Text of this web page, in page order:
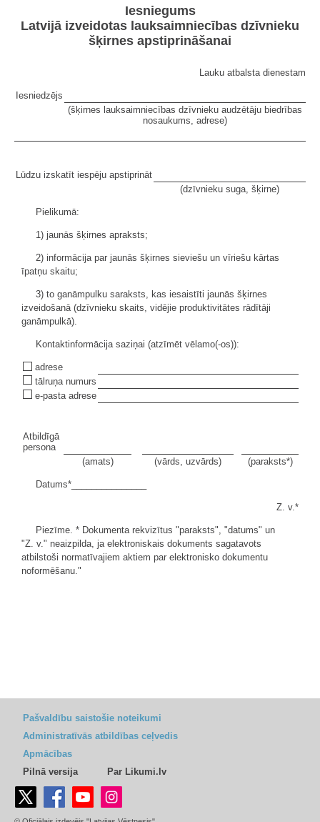
Iesniegums
Latvijā izveidotas lauksaimniecības dzīvnieku
šķirnes apstiprināšanai
Lauku atbalsta dienestam
Iesniedzējs
(šķirnes lauksaimniecības dzīvnieku audzētāju biedrības
nosaukums, adrese)
Lūdzu izskatīt iespēju apstiprināt
(dzīvnieku suga, šķirne)
Pielikumā:
1) jaunās šķirnes apraksts;
2) informācija par jaunās šķirnes sieviešu un vīriešu kārtas
īpatņu skaitu;
3) to ganāmpulku saraksts, kas iesaistīti jaunās šķirnes
izveidošanā (dzīvnieku skaits, vidējie produktivitātes rādītāji
ganāmpulkā).
Kontaktinformācija saziņai (atzīmēt vēlamo(-os)):
adrese
tālruņa numurs
e-pasta adrese
Atbildīgā
persona
(amats)
(vārds, uzvārds) (paraksts*)
Datums*_______________
Z. v.*
Piezīme. * Dokumenta rekvizītus "paraksts", "datums" un
"Z. v." neaizpilda, ja elektroniskais dokuments sagatavots
atbilstoši normatīvajiem aktiem par elektronisko dokumentu
noformēšanu."
Pašvaldību saistošie noteikumi
Administratīvās atbildības ceļvedis
Apmācības
Pilnā versija
Par Likumi.lv